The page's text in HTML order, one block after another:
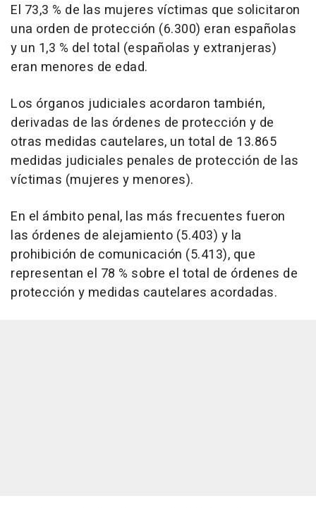
El 73,3 % de las mujeres víctimas que solicitaron
una orden de protección (6.300) eran españolas
y un 1,3 % del total (españolas y extranjeras)
eran menores de edad.
Los órganos judiciales acordaron también,
derivadas de las órdenes de protección y de
otras medidas cautelares, un total de 13.865
medidas judiciales penales de protección de las
víctimas (mujeres y menores).
En el ámbito penal, las más frecuentes fueron
las órdenes de alejamiento (5.403) y la
prohibición de comunicación (5.413), que
representan el 78 % sobre el total de órdenes de
protección y medidas cautelares acordadas.